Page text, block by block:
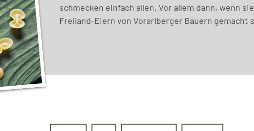
schmecken einfach allen. Vor allem dann, wenn
Freiland-Eiern von Vorarlberger Bauern gemacht